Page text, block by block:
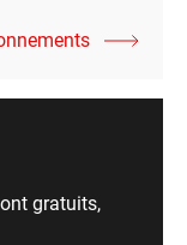
gratuits,